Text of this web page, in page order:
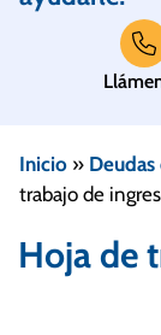
Inicio » Deudas
trabajo de
Hoja de